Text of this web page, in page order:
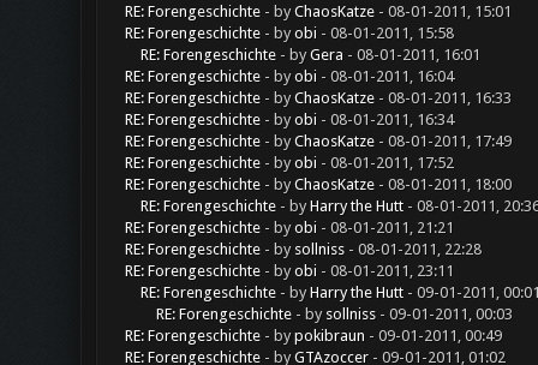
RE: Forengeschichte - byChaosKatze- 08-01-2011, 15:01
RE: Forengeschichte - byobi- 08-01-2011, 15:58
RE: Forengeschichte - byGera - 08-01-2011, 16:01
RE: Forengeschichte - byobi- 08-01-2011, 16:04
RE: Forengeschichte - byChaosKatze- 08-01-2011, 16:33
RE: Forengeschichte - byobi- 08-01-2011, 16:34
RE: Forengeschichte - byChaosKatze- 08-01-2011, 17:49
RE: Forengeschichte - byobi- 08-01-2011, 17:52
RE: Forengeschichte - byChaosKatze- 08-01-2011, 18:00
RE: Forengeschichte - byHarry the Hutt- 08-01-2011,
RE: Forengeschichte - byobi- 08-01-2011, 21:21
RE: Forengeschichte - by sollniss- 08-01-2011, 22:28
RE: Forengeschichte - byobi- 08-01-2011, 23:11
RE: Forengeschichte - byHarry the Hutt- 09-01-2011,
RE: Forengeschichte - by sollniss- 09-01-2011, 00:03
RE: Forengeschichte - bypokibraun - 09-01-2011, 00:49
RE: Forengeschichte - byGTAzoccer- 09-01-2011, 01:02